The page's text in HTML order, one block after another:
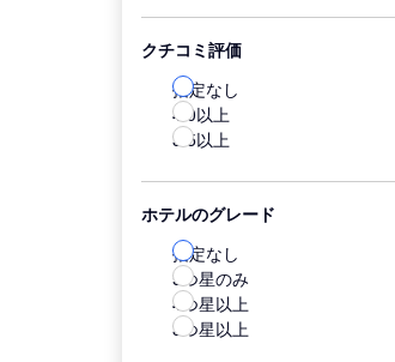
クチコミ評価
指定なし
4.0以上
3.5以上
ホテルのグレード
指定なし
5つ星のみ
4つ星以上
3つ星以上